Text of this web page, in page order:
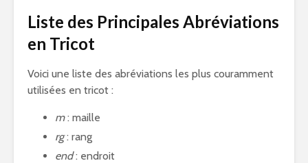
Liste des Principales Abréviations
en Tricot
Voici une liste des abréviations les plus couramment
utilisées en tricot :
m: maille
rg: rang
end: endroit